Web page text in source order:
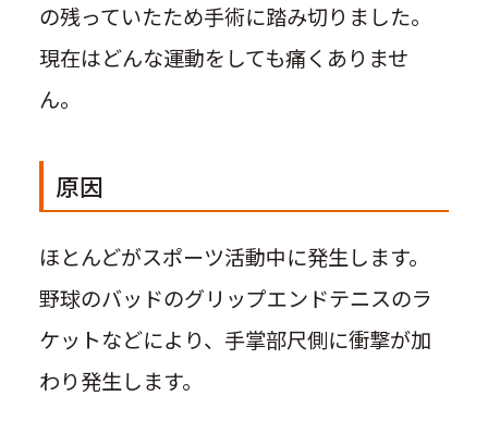
の残っていたため手術に踏み切りました。
現在はどんな運動をしても痛くありませ
ん。
原因
ほとんどがスポーツ活動中に発生します。
野球のバッドのグリップエンドテニスのラ
ケットなどにより、手掌部尺側に衝撃が加
わり発生します。